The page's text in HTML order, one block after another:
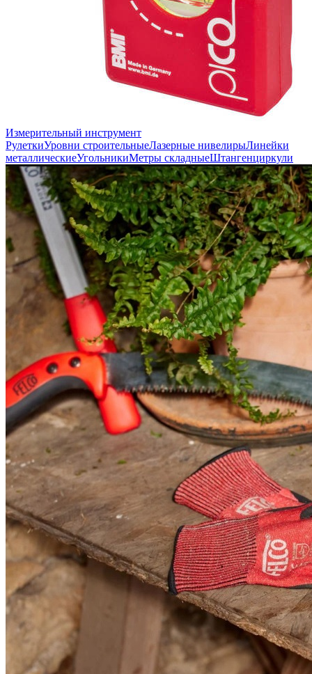
Измерительный инструмент
РулеткиУровни строительныеЛазерные нивелирыЛинейки
металлическиеУгольникиМетры складныеШтангенциркули